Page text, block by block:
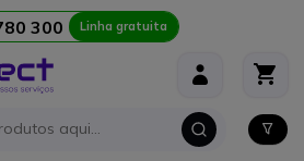
300 Linha gratuita